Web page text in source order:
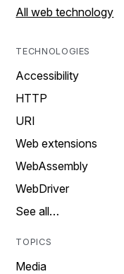
All web technology
TECHNOLOGIES
Accessibility
HTTP
URI
Web extensions
WebAssembly
WebDriver
See all…
TOPICS
Media